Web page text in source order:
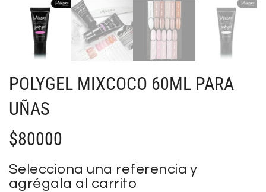
POLYGEL MIXCOCO 60ML PARA
UÑAS
$80000
Selecciona una referencia y
agrégala al carrito